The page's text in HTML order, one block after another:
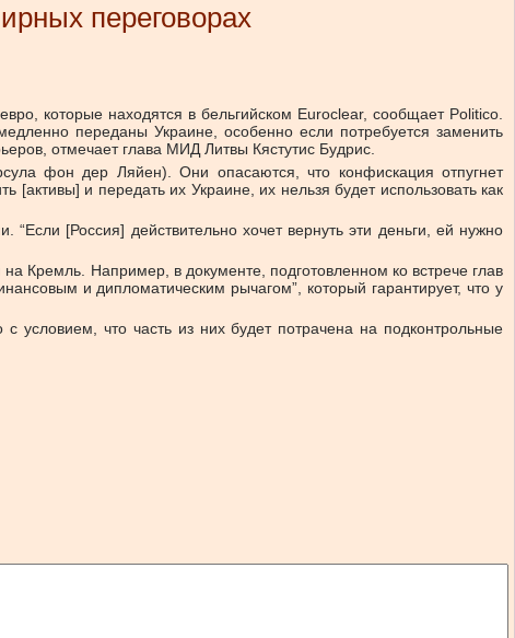
переговорах
которые находятся в бельгийском Euroclear, сообщает Politico.
переданы Украине, особенно если потребуется заменить
отмечает глава МИД Литвы Кястутис Будрис.
фон дер Ляйен). Они опасаются, что конфискация отпугнет
и передать их Украине, их нельзя будет использовать как
[Россия] действительно хочет вернуть эти деньги, ей нужно
Кремль. Например, в документе, подготовленном ко встрече глав
и дипломатическим рычагом”, который гарантирует, что у
условием, что часть из них будет потрачена на подконтрольные